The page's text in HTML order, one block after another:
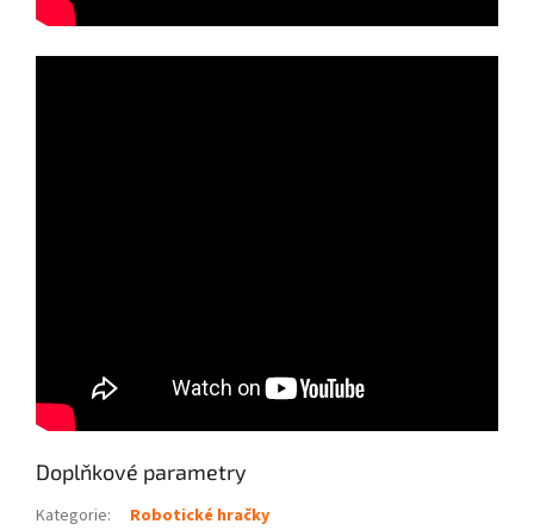
Doplňkové parametry
Kategorie:
Robotické hračky